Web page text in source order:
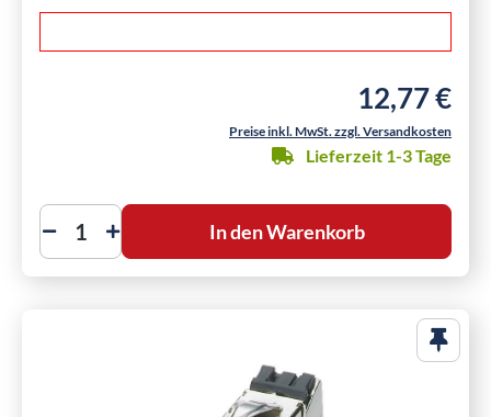
Regulärer
12,77 €
Preise inkl. MwSt. zzgl. Versandkosten
Lieferzeit 1-3 Tage
In den Warenkorb